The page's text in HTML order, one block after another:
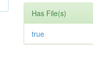
Has File(s)
true